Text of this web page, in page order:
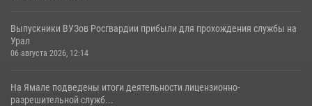
Выпускники ВУЗов Росгвардии прибыли для прохождения службы на
Урал
06 августа 2026, 12:14
На Ямале подведены итоги деятельности лицензионно-
разрешительной служб...